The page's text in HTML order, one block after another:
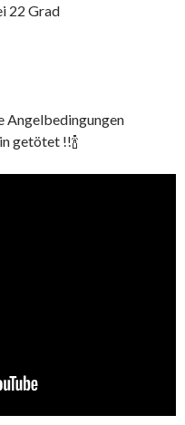
22 Grad
Angelbedingungen
getötet !!🍾